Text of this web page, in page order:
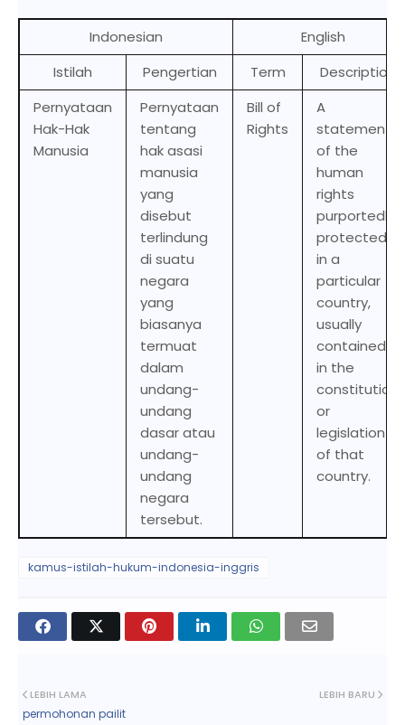
Indonesian
English
Istilah
Pengertian Term
Description
Pernyataan
Hak-Hak
Manusia
Pernyataan
tentang
hak asasi
manusia
yang
disebut
terlindung
di suatu
negara
yang
biasanya
termuat
dalam
undang-
undang
dasar atau
undang-
undang
negara
tersebut.
Bill of
Rights
A
statement
of the
human
rights
purportedly
protected
in a
particular
country,
usually
contained
in the
constitution
or
legislation
of that
country.
kamus-istilah-hukum-indonesia-inggris
LEBIH BARU
LEBIH LAMA
permohonan pailit